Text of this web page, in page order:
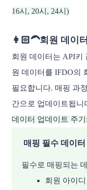
16시, 20시, 24시)
👩🏻‍🦱회원 데이터
회원 데이터는 API키
원 데이터를 IFDO의
필요합니다. 매핑 과
간으로 업데이트됩니
데이터 업데이트 주기
매핑 필수 데이터
필수로 매핑되는
회원 아이디